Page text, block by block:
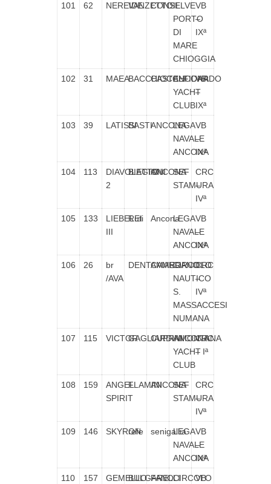
101 62 NEREIDEVANZETTOCONSELVE
IL
PORTO
DI
MARE
CHIOGGIA
VB
–
IXª
102 31 MAEABACCHIOCCHI
CASTELFIDARDO
ANCONA
YACHT
CLUB
VB
–
IXª
103 39 LATISSIBASTIANCONA
LEGA
NAVALE
ANCONA
VB
–
IXª
104 113
DIAVOLETTO
2
BIAGIONIANCONA
SEF
STAMURA
CRC
–
IVª
105 133
LIEBELEI
III
Ruti AnconaLEGA
NAVALE
ANCONA
VB
–
IXª
106 26
br
/AVA
DENTAMARO
CAMERANO
CIRCOLO
NAUTICO
S.
MASSACCESI
NUMANA
CRC
–
IVª
107 115 VICTORGAGLIARDINI
CUPRAMONTANA
ANCONA
YACHT
CLUB
CRC
– Iª
108 159
ANGEL
SPIRIT
FLAMINIANCONA
SEF
STAMURA
CRC
–
IVª
109 146 SKYRON
refe senigallia
LEGA
NAVALE
ANCONA
VB
–
IXª
110 157
GEMELLOBULGARELLI
FANOCIRCOLO
VB